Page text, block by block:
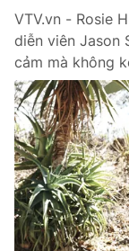
VTV.vn - Rosie
diễn viên Jason
cảm mà không